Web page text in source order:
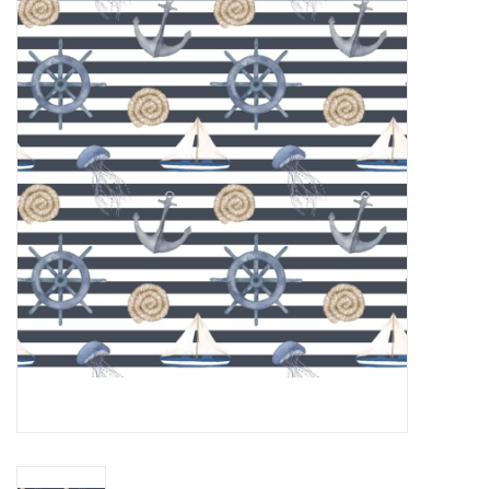
Opbergsystemen
Hobby/Knutselen
Stoffen
Breien en haken
Handwerk
Workshop